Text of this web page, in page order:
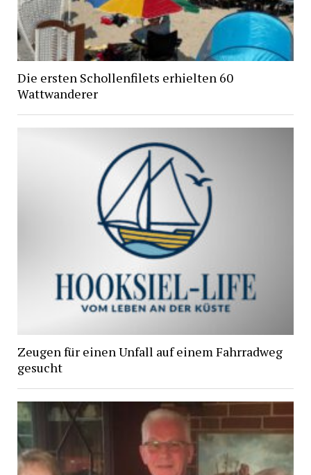
Die ersten Schollenfilets erhielten 60
Wattwanderer
Zeugen für einen Unfall auf einem Fahrradweg
gesucht